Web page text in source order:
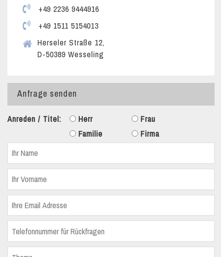
+49 2236 9444916
+49 1511 5154013
Herseler Straße 12,
D-50389 Wesseling
Anfrage senden
Anreden / Titel: Herr
Frau
Familie
Firma